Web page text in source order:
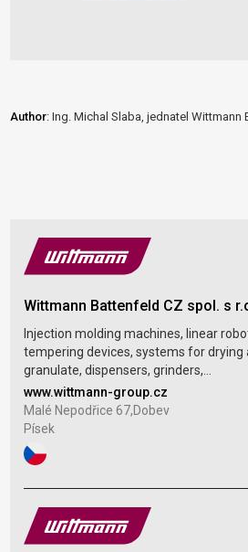
Author: Ing. Michal Slaba, jednatel Wittmann
Wittmann Battenfeld CZ spol. s
Injection molding machines, linear
tempering devices, systems for drying
granulate, dispensers, grinders,...
www.wittmann-group.cz
Malé Nepodřice 67,Dobev
Písek